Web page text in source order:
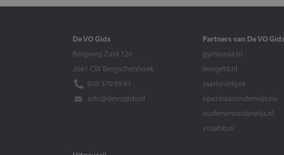
De VO Gids
Bergweg Zuid 126
2661 CW Bergschenhoek
020 570 89 81
info@devogids.nl
Partners van De VO
gymnasia.nl
leergeld.nl
saarisnietgek
openbaaronderwijs.nu
oudersenonderwijs.nl
vosabb.nl